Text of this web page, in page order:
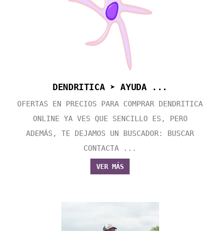
DENDRITICA ➤ AYUDA ...
OFERTAS EN PRECIOS PARA COMPRAR DENDRITICA
ONLINE YA VES QUE SENCILLO ES, PERO
ADEMÁS, TE DEJAMOS UN BUSCADOR: BUSCAR
CONTACTA ...
VER MÁS